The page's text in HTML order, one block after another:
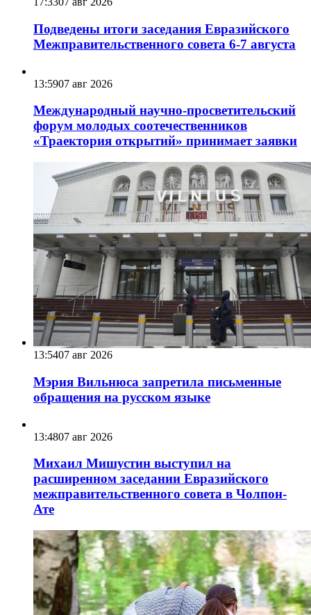
Подведены итоги заседания Евразийского
Межправительственного совета 6-7 августа
13:5907 авг 2026
Международный научно-просветительский
форум молодых соотечественников
«Траектория открытий» принимает заявки
13:5407 авг 2026
Мэрия Вильнюса запретила письменные
обращения на русском языке
13:4807 авг 2026
Михаил Мишустин выступил на
расширенном заседании Евразийского
межправительственного совета в Чолпон-
Ате